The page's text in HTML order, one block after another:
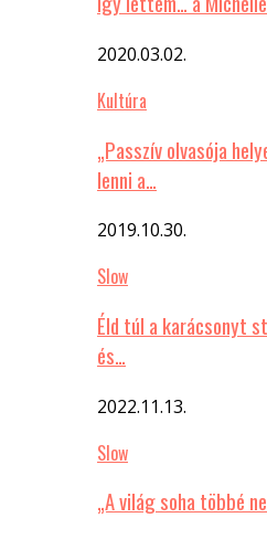
2020.03.02.
Kultúra
„Passzív olvasója
lenni a…
2019.10.30.
Slow
Éld túl a karácsonyt
és…
2022.11.13.
Slow
„A világ soha többé